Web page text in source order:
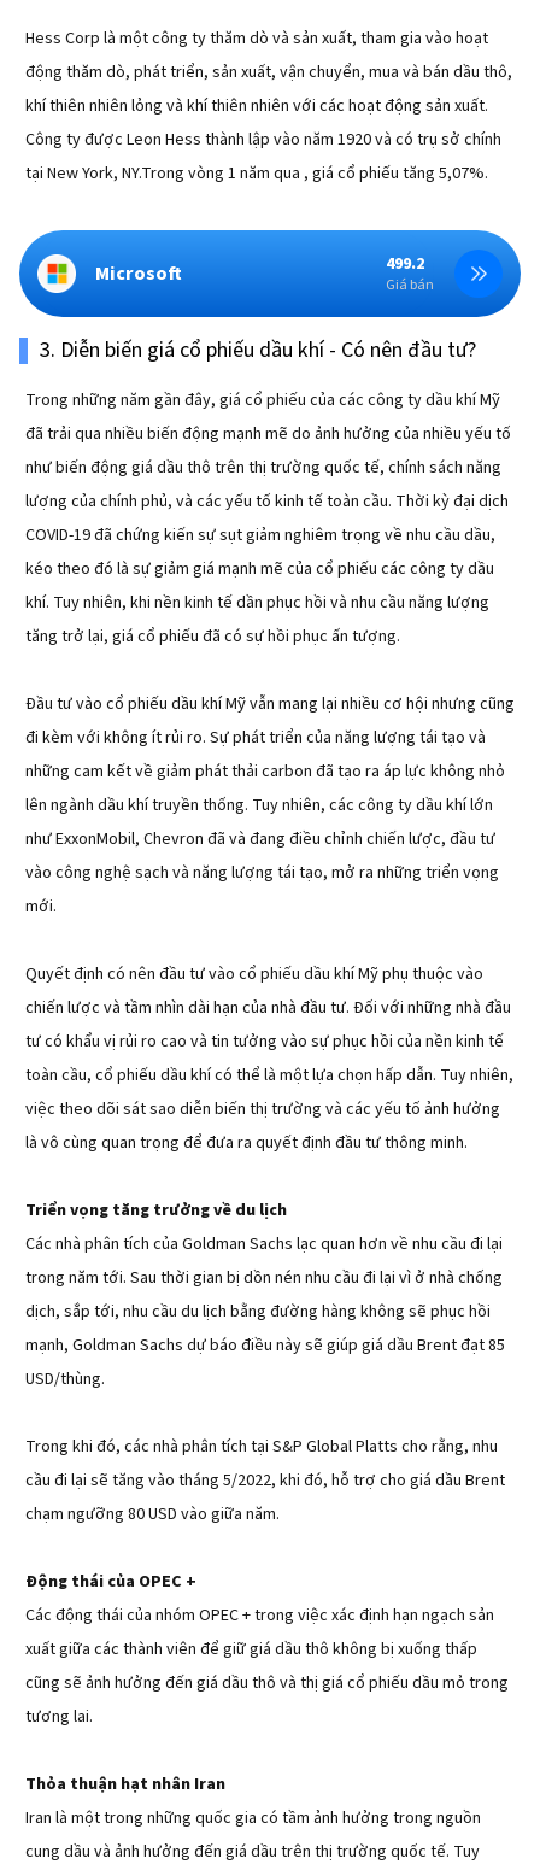
Hess Corp là một công ty thăm dò và sản xuất, tham gia vào hoạt
động thăm dò, phát triển, sản xuất, vận chuyển, mua và bán dầu thô,
khí thiên nhiên lỏng và khí thiên nhiên với các hoạt động sản xuất.
Công ty được Leon Hess thành lập vào năm 1920 và có trụ sở chính
tại New York, NY.Trong vòng 1 năm qua , giá cổ phiếu tăng 5,07%.
Microsoft 499.2
Giá bán
3. Diễn biến giá cổ phiếu dầu khí - Có nên đầu tư?
Trong những năm gần đây, giá cổ phiếu của các công ty dầu khí Mỹ
đã trải qua nhiều biến động mạnh mẽ do ảnh hưởng của nhiều yếu tố
như biến động giá dầu thô trên thị trường quốc tế, chính sách năng
lượng của chính phủ, và các yếu tố kinh tế toàn cầu. Thời kỳ đại dịch
COVID-19 đã chứng kiến sự sụt giảm nghiêm trọng về nhu cầu dầu,
kéo theo đó là sự giảm giá mạnh mẽ của cổ phiếu các công ty dầu
khí. Tuy nhiên, khi nền kinh tế dần phục hồi và nhu cầu năng lượng
tăng trở lại, giá cổ phiếu đã có sự hồi phục ấn tượng.
Đầu tư vào cổ phiếu dầu khí Mỹ vẫn mang lại nhiều cơ hội nhưng cũng
đi kèm với không ít rủi ro. Sự phát triển của năng lượng tái tạo và
những cam kết về giảm phát thải carbon đã tạo ra áp lực không nhỏ
lên ngành dầu khí truyền thống. Tuy nhiên, các công ty dầu khí lớn
như ExxonMobil, Chevron đã và đang điều chỉnh chiến lược, đầu tư
vào công nghệ sạch và năng lượng tái tạo, mở ra những triển vọng
mới.
Quyết định có nên đầu tư vào cổ phiếu dầu khí Mỹ phụ thuộc vào
chiến lược và tầm nhìn dài hạn của nhà đầu tư. Đối với những nhà đầu
tư có khẩu vị rủi ro cao và tin tưởng vào sự phục hồi của nền kinh tế
toàn cầu, cổ phiếu dầu khí có thể là một lựa chọn hấp dẫn. Tuy nhiên,
việc theo dõi sát sao diễn biến thị trường và các yếu tố ảnh hưởng
là vô cùng quan trọng để đưa ra quyết định đầu tư thông minh.
Triển vọng tăng trưởng về du lịch
Các nhà phân tích của Goldman Sachs lạc quan hơn về nhu cầu đi lại
trong năm tới. Sau thời gian bị dồn nén nhu cầu đi lại vì ở nhà chống
dịch, sắp tới, nhu cầu du lịch bằng đường hàng không sẽ phục hồi
mạnh, Goldman Sachs dự báo điều này sẽ giúp giá dầu Brent đạt 85
USD/thùng.
Trong khi đó, các nhà phân tích tại S&P Global Platts cho rằng, nhu
cầu đi lại sẽ tăng vào tháng 5/2022, khi đó, hỗ trợ cho giá dầu Brent
chạm ngưỡng 80 USD vào giữa năm.
Động thái của OPEC +
Các động thái của nhóm OPEC + trong việc xác định hạn ngạch sản
xuất giữa các thành viên để giữ giá dầu thô không bị xuống thấp
cũng sẽ ảnh hưởng đến giá dầu thô và thị giá cổ phiếu dầu mỏ trong
tương lai.
Thỏa thuận hạt nhân Iran
Iran là một trong những quốc gia có tầm ảnh hưởng trong nguồn
cung dầu và ảnh hưởng đến giá dầu trên thị trường quốc tế. Tuy